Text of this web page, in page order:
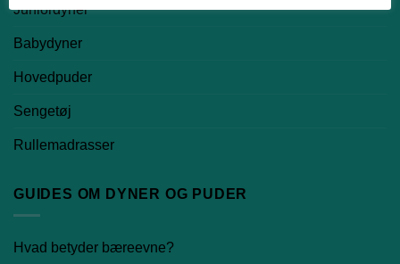
Juniordyner
Babydyner
Hovedpuder
Sengetøj
Rullemadrasser
GUIDES OM DYNER OG PUDER
Hvad betyder bæreevne?